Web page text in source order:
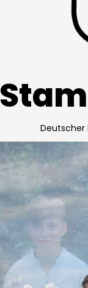
Deutscher